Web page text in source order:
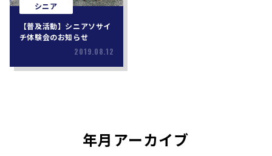
シニア
【普及活動】シニアソサイ
チ体験会のお知らせ
2019.08.12
年月アーカイブ